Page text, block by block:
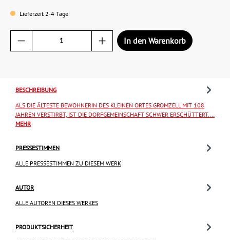
Lieferzeit 2-4 Tage
In den Warenkorb
BESCHREIBUNG
ALS DIE ÄLTESTE BEWOHNERIN DES KLEINEN ORTES GROMZELL MIT 108
JAHREN VERSTIRBT, IST DIE DORFGEMEINSCHAFT SCHWER ERSCHÜTTERT.…
MEHR
PRESSESTIMMEN
ALLE PRESSESTIMMEN ZU DIESEM WERK
AUTOR
ALLE AUTOREN DIESES WERKES
PRODUKTSICHERHEIT